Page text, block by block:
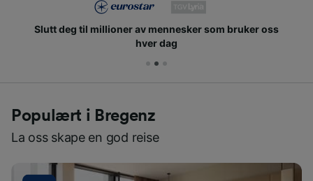
Slutt deg til millioner av mennesker som bruker oss
hver dag
Populært i Bregenz
La oss skape en god reise